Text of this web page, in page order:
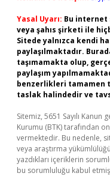
Yasal Uyarı: Bu internet
veya şahıs şirketi ile
Sitede yalnızca kendi
paylaşılmaktadır.
taşımamakta olup,
paylaşım
benzerlikleri tamamen
taslak halindedir ve
Sitemiz, 5651 Sayılı
Kurumu (BTK) tarafından
vermektedir. Bu nedenle,
veya araştırma
yazdıkları içeriklerin
bu sorumluluğu kabul etmiş